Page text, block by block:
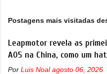
Postagens mais visitadas
Leapmotor revela as
A05 na China, como um
Por Luis Noal agosto 06, 2026